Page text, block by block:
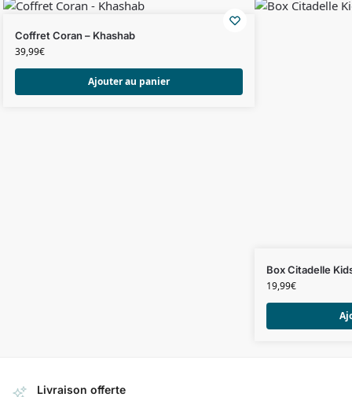
Coffret Coran – Khashab
39,99€
Ajouter au panier
Box Citadelle
19,99€
Livraison offerte